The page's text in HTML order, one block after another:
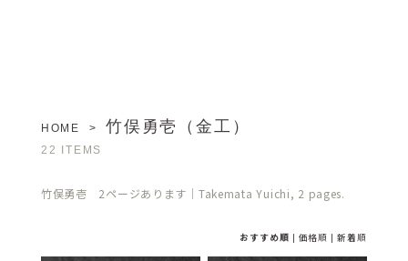
HOME > 竹俣勇壱（金工）
22 ITEMS
竹俣勇壱 2ページあります｜Takemata Yuichi, 2 pages.
おすすめ順 | 価格順 |新着順